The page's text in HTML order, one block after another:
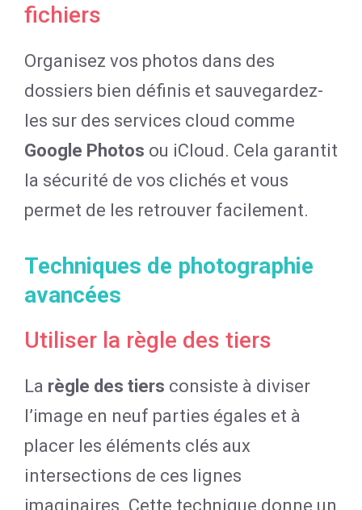
fichiers
Organisez vos photos dans des
dossiers bien définis et sauvegardez-
les sur des services cloud comme
Google Photos ou iCloud. Cela garantit
la sécurité de vos clichés et vous
permet de les retrouver facilement.
Techniques de photographie
avancées
Utiliser la règle des tiers
La règle des tiers consiste à diviser
l’image en neuf parties égales et à
placer les éléments clés aux
intersections de ces lignes
imaginaires. Cette technique donne un